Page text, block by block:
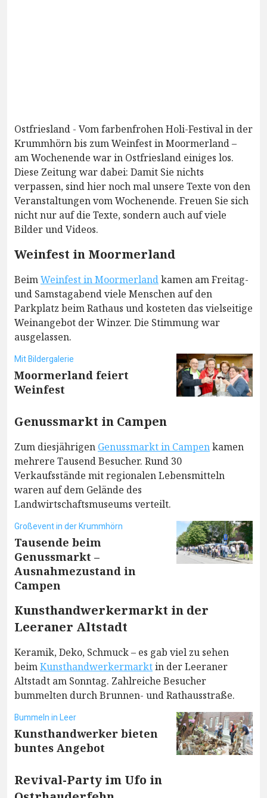
Ostfriesland - Vom farbenfrohen Holi-Festival in der
Krummhörn bis zum Weinfest in Moormerland –
am Wochenende war in Ostfriesland einiges los.
Diese Zeitung war dabei: Damit Sie nichts
verpassen, sind hier noch mal unsere Texte von den
Veranstaltungen vom Wochenende. Freuen Sie sich
nicht nur auf die Texte, sondern auch auf viele
Bilder und Videos.
Weinfest in Moormerland
BeimWeinfest in Moormerlandkamen am Freitag-
und Samstagabend viele Menschen auf den
Parkplatz beim Rathaus und kosteten das vielseitige
Weinangebot der Winzer. Die Stimmung war
ausgelassen.
Mit Bildergalerie
Moormerland feiert
Weinfest
Genussmarkt in Campen
Zum diesjährigen Genussmarkt in Campenkamen
mehrere Tausend Besucher. Rund 30
Verkaufsstände mit regionalen Lebensmitteln
waren auf dem Gelände des
Landwirtschaftsmuseums verteilt.
Großevent in der Krummhörn
Tausende beim
Genussmarkt –
Ausnahmezustand in
Campen
Kunsthandwerkermarkt in der
Leeraner Altstadt
Keramik, Deko, Schmuck – es gab viel zu sehen
beimKunsthandwerkermarktin der Leeraner
Altstadt am Sonntag. Zahlreiche Besucher
bummelten durch Brunnen- und Rathausstraße.
Bummeln in Leer
Kunsthandwerker bieten
buntes Angebot
Revival-Party im Ufo in